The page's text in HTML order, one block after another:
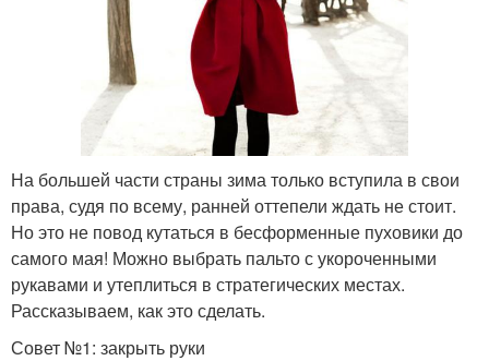
На большей части страны зима только вступила в свои
права, судя по всему, ранней оттепели ждать не стоит.
Но это не повод кутаться в бесформенные пуховики до
самого мая! Можно выбрать пальто с укороченными
рукавами и утеплиться в стратегических местах.
Рассказываем, как это сделать.
Совет №1: закрыть руки